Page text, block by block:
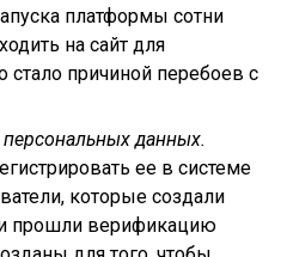
платформы сотни
на сайт для
стало причиной перебоев с
данных.
ее в системе
которые создали
и прошли верификацию